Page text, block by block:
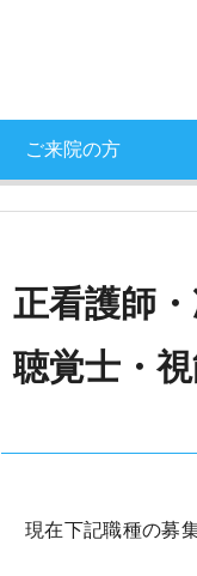
ご来院の方
正看護師
聴覚士・
現在下記職種の募